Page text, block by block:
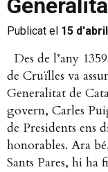
Publicat el 15
Des de l’any
de Cruïlles va
Generalitat de
govern, Carles
de Presidents ens
honorables. Ara
Sants Pares, hi ha